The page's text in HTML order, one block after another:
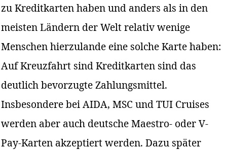
zu Kreditkarten haben und anders als in den
meisten Ländern der Welt relativ wenige
Menschen hierzulande eine solche Karte haben:
Auf Kreuzfahrt sind Kreditkarten sind das
deutlich bevorzugte Zahlungsmittel.
Insbesondere bei AIDA, MSC und TUI Cruises
werden aber auch deutsche Maestro- oder V-
Pay-Karten akzeptiert werden. Dazu später